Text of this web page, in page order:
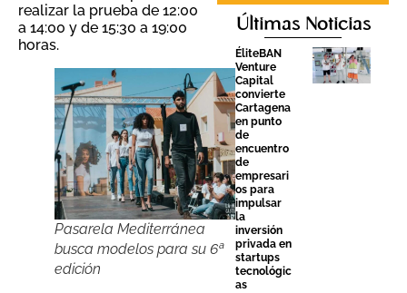
realizar la prueba de 12:00
a 14:00 y de 15:30 a 19:00
horas.
Pasarela Mediterránea
busca modelos para su 6ª
edición
Últimas Noticias
ÉliteBAN
Venture
Capital
convierte
Cartagena
en punto
de
encuentro
de
empresari
os para
impulsar
la
inversión
privada en
startups
tecnológic
as